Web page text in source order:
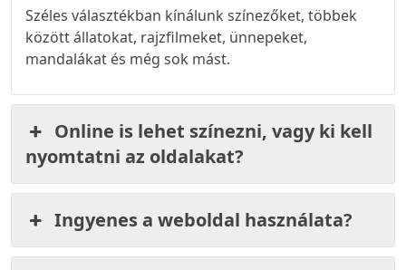
Széles választékban kínálunk színezőket, többek
között állatokat, rajzfilmeket, ünnepeket,
mandalákat és még sok mást.
Online is lehet színezni, vagy ki kell
nyomtatni az oldalakat?
Ingyenes a weboldal használata?